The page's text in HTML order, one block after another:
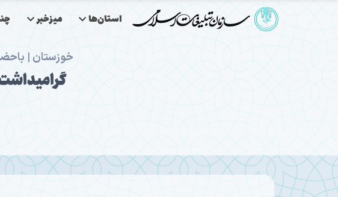
استان‌ها میزخبر
خوزستان |